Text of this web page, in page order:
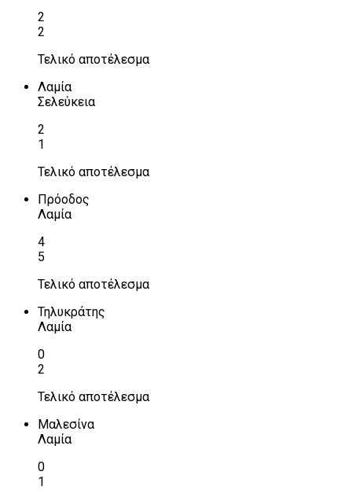
2
2
Τελικό αποτέλεσμα
Λαμία
Σελεύκεια
2
1
Τελικό αποτέλεσμα
Πρόοδος
Λαμία
4
5
Τελικό αποτέλεσμα
Τηλυκράτης
Λαμία
0
2
Τελικό αποτέλεσμα
Μαλεσίνα
Λαμία
0
1